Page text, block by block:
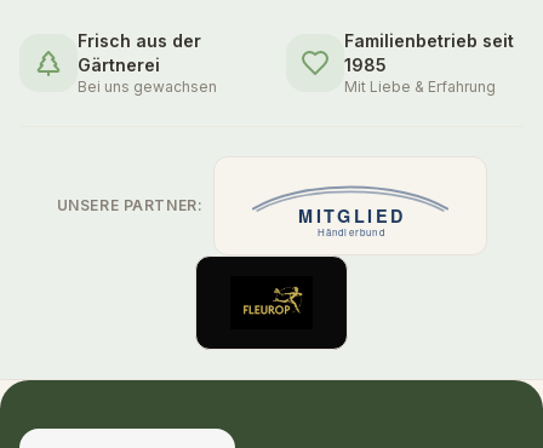
Frisch aus der
Gärtnerei
Bei uns gewachsen
Familienbetrieb seit
1985
Mit Liebe & Erfahrung
UNSERE PARTNER: